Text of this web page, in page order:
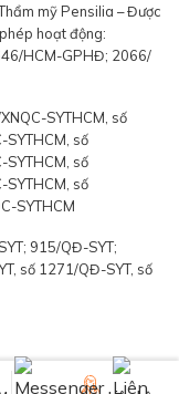
mỹ Pensilia – Được
hoạt động:
HCM-GPHĐ; 2066/
SYTHCM, số
số
số
số
SYTHCM
915/QĐ-SYT;
số 1271/QĐ-SYT, số